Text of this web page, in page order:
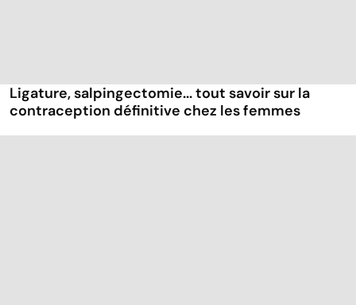
Ligature, salpingectomie... tout savoir sur la
contraception définitive chez les femmes